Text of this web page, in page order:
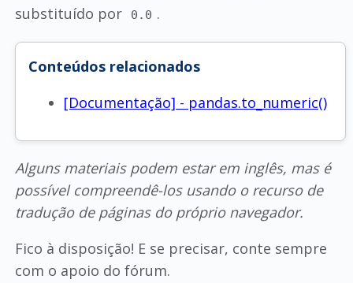
substituído por
0.0 .
Conteúdos relacionados
[Documentação] - pandas.to_numeric()
Alguns materiais podem estar em inglês, mas é
possível compreendê-los usando o recurso de
tradução de páginas do próprio navegador.
Fico à disposição! E se precisar, conte sempre
com o apoio do fórum.